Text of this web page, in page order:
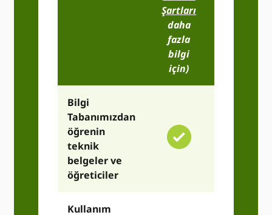
Şartları
daha
fazla
bilgi
için)
Bilgi
Tabanımızdan
öğrenin
teknik
belgeler ve
öğreticiler
Kullanım